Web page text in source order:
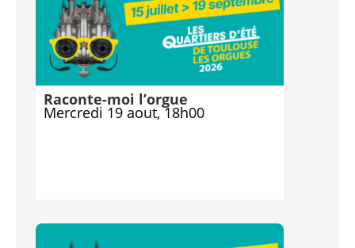
Raconte-moi l’orgue
Mercredi 19 aout, 18h00